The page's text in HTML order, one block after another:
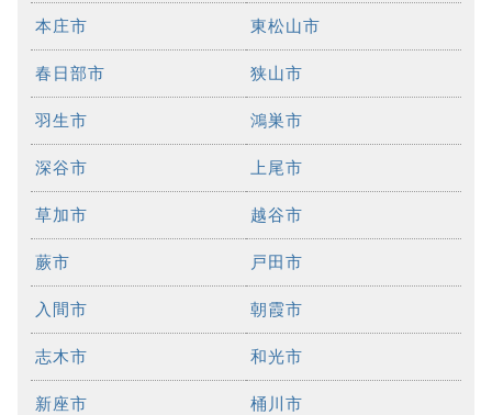
本庄市 東松山市
春日部市 狭山市
羽生市 鴻巣市
深谷市 上尾市
草加市 越谷市
蕨市 戸田市
入間市 朝霞市
志木市 和光市
新座市 桶川市